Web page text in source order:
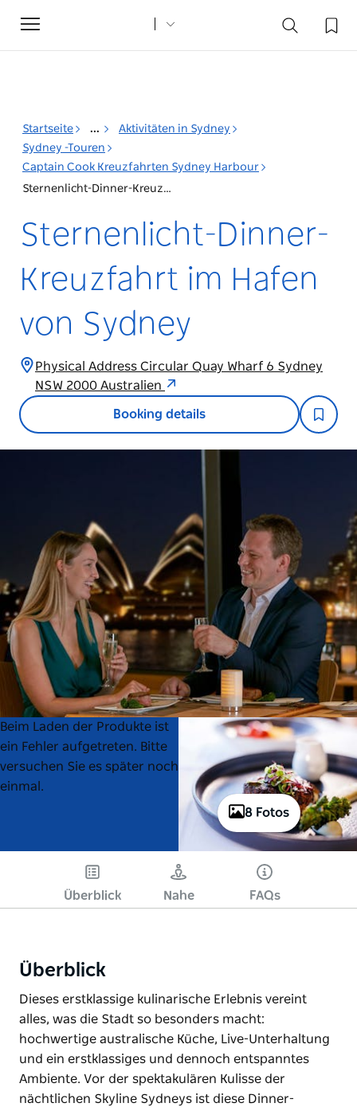
Toggle
navigation
Startseite ...
Aktivitäten in Sydney
Sydney -Touren
Captain Cook Kreuzfahrten Sydney Harbour
Sternenlicht-Dinner-Kreuzfahrt im Hafen von Sydney
Sternenlicht-Dinner-
Kreuzfahrt im Hafen
von Sydney
Physical Address Circular Quay Wharf 6 Sydney
NSW 2000 Australien
Booking details
8 Fotos
Product
List
Product
List
Beim Laden der Produkte ist
ein Fehler aufgetreten. Bitte
versuchen Sie es später noch
einmal.
Überblick Nahe FAQs
Überblick
Dieses erstklassige kulinarische Erlebnis vereint
alles, was die Stadt so besonders macht:
hochwertige australische Küche, Live-Unterhaltung
und ein erstklassiges und dennoch entspanntes
Ambiente. Vor der spektakulären Kulisse der
nächtlichen Skyline Sydneys ist diese Dinner-